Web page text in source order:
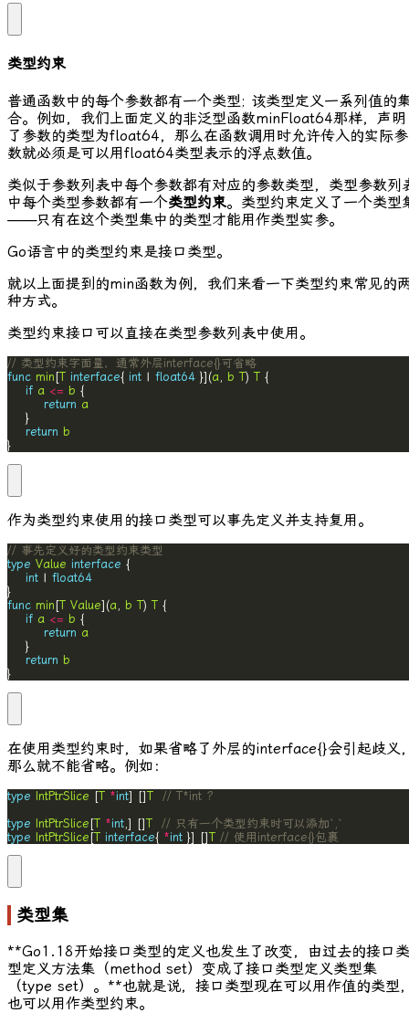
类型约束
普通函数中的每个参数都有一个类型; 该类型定义一系列值的
合。例如，我们上面定义的非泛型函数minFloat64那样，声明
了参数的类型为float64，那么在函数调用时允许传入的实际参
数就必须是可以用float64类型表示的浮点数值。
类似于参数列表中每个参数都有对应的参数类型，类型参数列
中每个类型参数都有一个类型约束。类型约束定义了一个类型
——只有在这个类型集中的类型才能用作类型实参。
Go语言中的类型约束是接口类型。
就以上面提到的min函数为例，我们来看一下类型约束常见的
种方式。
类型约束接口可以直接在类型参数列表中使用。
// 类型约束字面量，通常外层interface{}可省略
func min[T interface{ int | float64 }](a b T) T
if a <= b
return a
return b
}
作为类型约束使用的接口类型可以事先定义并支持复用。
// 事先定义好的类型约束类型
type Value interface
int | float64
func min[T Value](a b T) T
if a <= b
return a
return b
}
在使用类型约束时，如果省略了外层的interface{}会引起歧义
那么就不能省略。例如：
type IntPtrSlice [T *int] []T
// T*int ?
type IntPtrSlice[T *int ,] []T
// 只有一个类型约束时可以添加`,`
type IntPtrSlice[T interface{ *int }] []T // 使用interface{}包裹
类型集
**Go1.18开始接口类型的定义也发生了改变，由过去的接口类
型定义方法集（method set）变成了接口类型定义类型集
（type set）。**也就是说，接口类型现在可以用作值的类型
也可以用作类型约束。